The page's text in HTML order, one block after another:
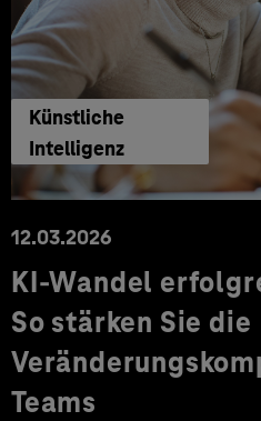
Künstliche
Intelligenz
12.03.2026
KI-Wandel
So stärken Sie die
Teams